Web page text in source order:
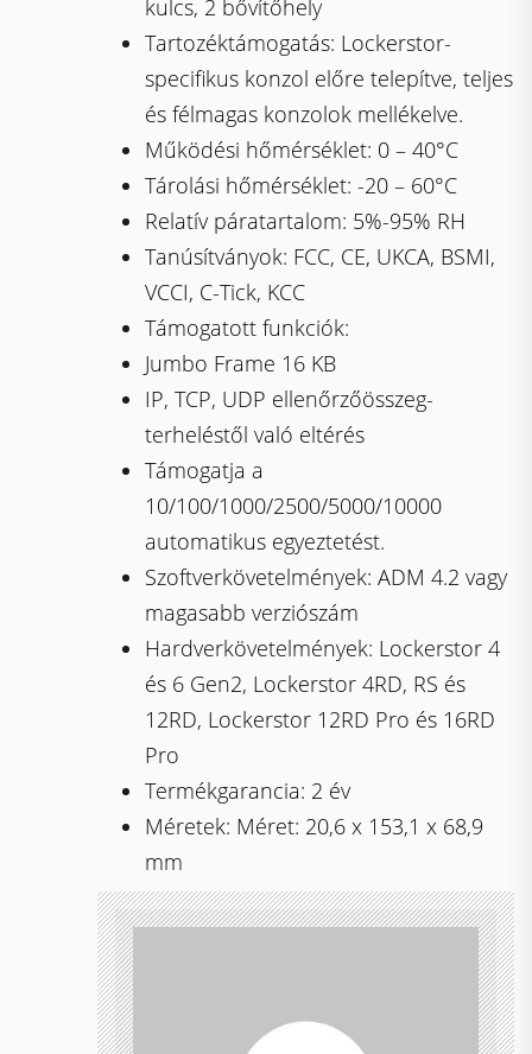
kulcs, 2 bővítőhely
Tartozéktámogatás: Lockerstor-
specifikus konzol előre telepítve, teljes
és félmagas konzolok mellékelve.
Működési hőmérséklet: 0 – 40°C
Tárolási hőmérséklet: -20 – 60°C
Relatív páratartalom: 5%-95% RH
Tanúsítványok: FCC, CE, UKCA, BSMI,
VCCI, C-Tick, KCC
Támogatott funkciók:
Jumbo Frame 16 KB
IP, TCP, UDP ellenőrzőösszeg-
terheléstől való eltérés
Támogatja a
10/100/1000/2500/5000/10000
automatikus egyeztetést.
Szoftverkövetelmények: ADM 4.2 vagy
magasabb verziószám
Hardverkövetelmények: Lockerstor 4
és 6 Gen2, Lockerstor 4RD, RS és
12RD, Lockerstor 12RD Pro és 16RD
Pro
Termékgarancia: 2 év
Méretek: Méret: 20,6 x 153,1 x 68,9
mm